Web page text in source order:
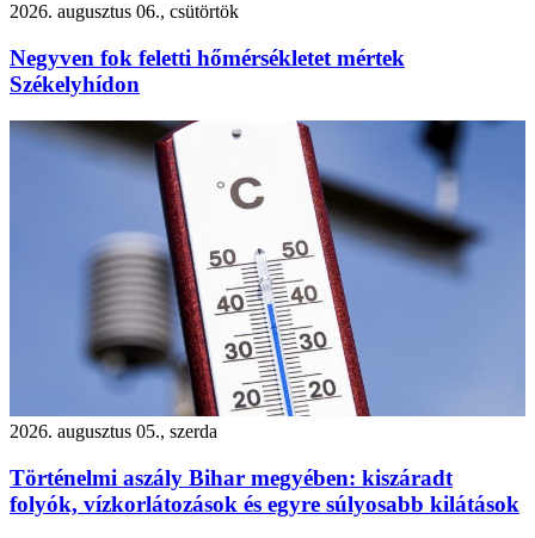
2026. augusztus 06., csütörtök
Negyven fok feletti hőmérsékletet mértek
Székelyhídon
2026. augusztus 05., szerda
Történelmi aszály Bihar megyében: kiszáradt
folyók, vízkorlátozások és egyre súlyosabb kilátások